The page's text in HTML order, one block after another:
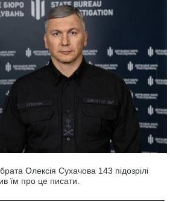
Олексія Сухачова 143 підозрілі
їм про це писати.